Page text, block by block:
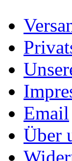
Email
Über